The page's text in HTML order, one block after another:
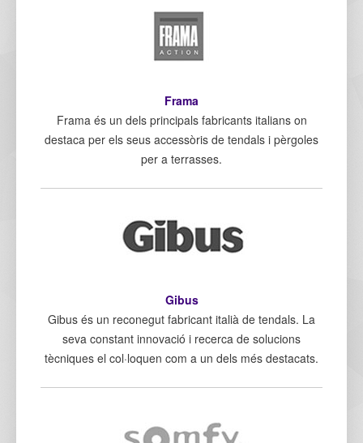
Frama
Frama és un dels principals fabricants italians on
destaca per els seus accessòris de tendals i pèrgoles
per a terrasses.
Gibus
Gibus és un reconegut fabricant italià de tendals. La
seva constant innovació i recerca de solucions
tècniques el col·loquen com a un dels més destacats.